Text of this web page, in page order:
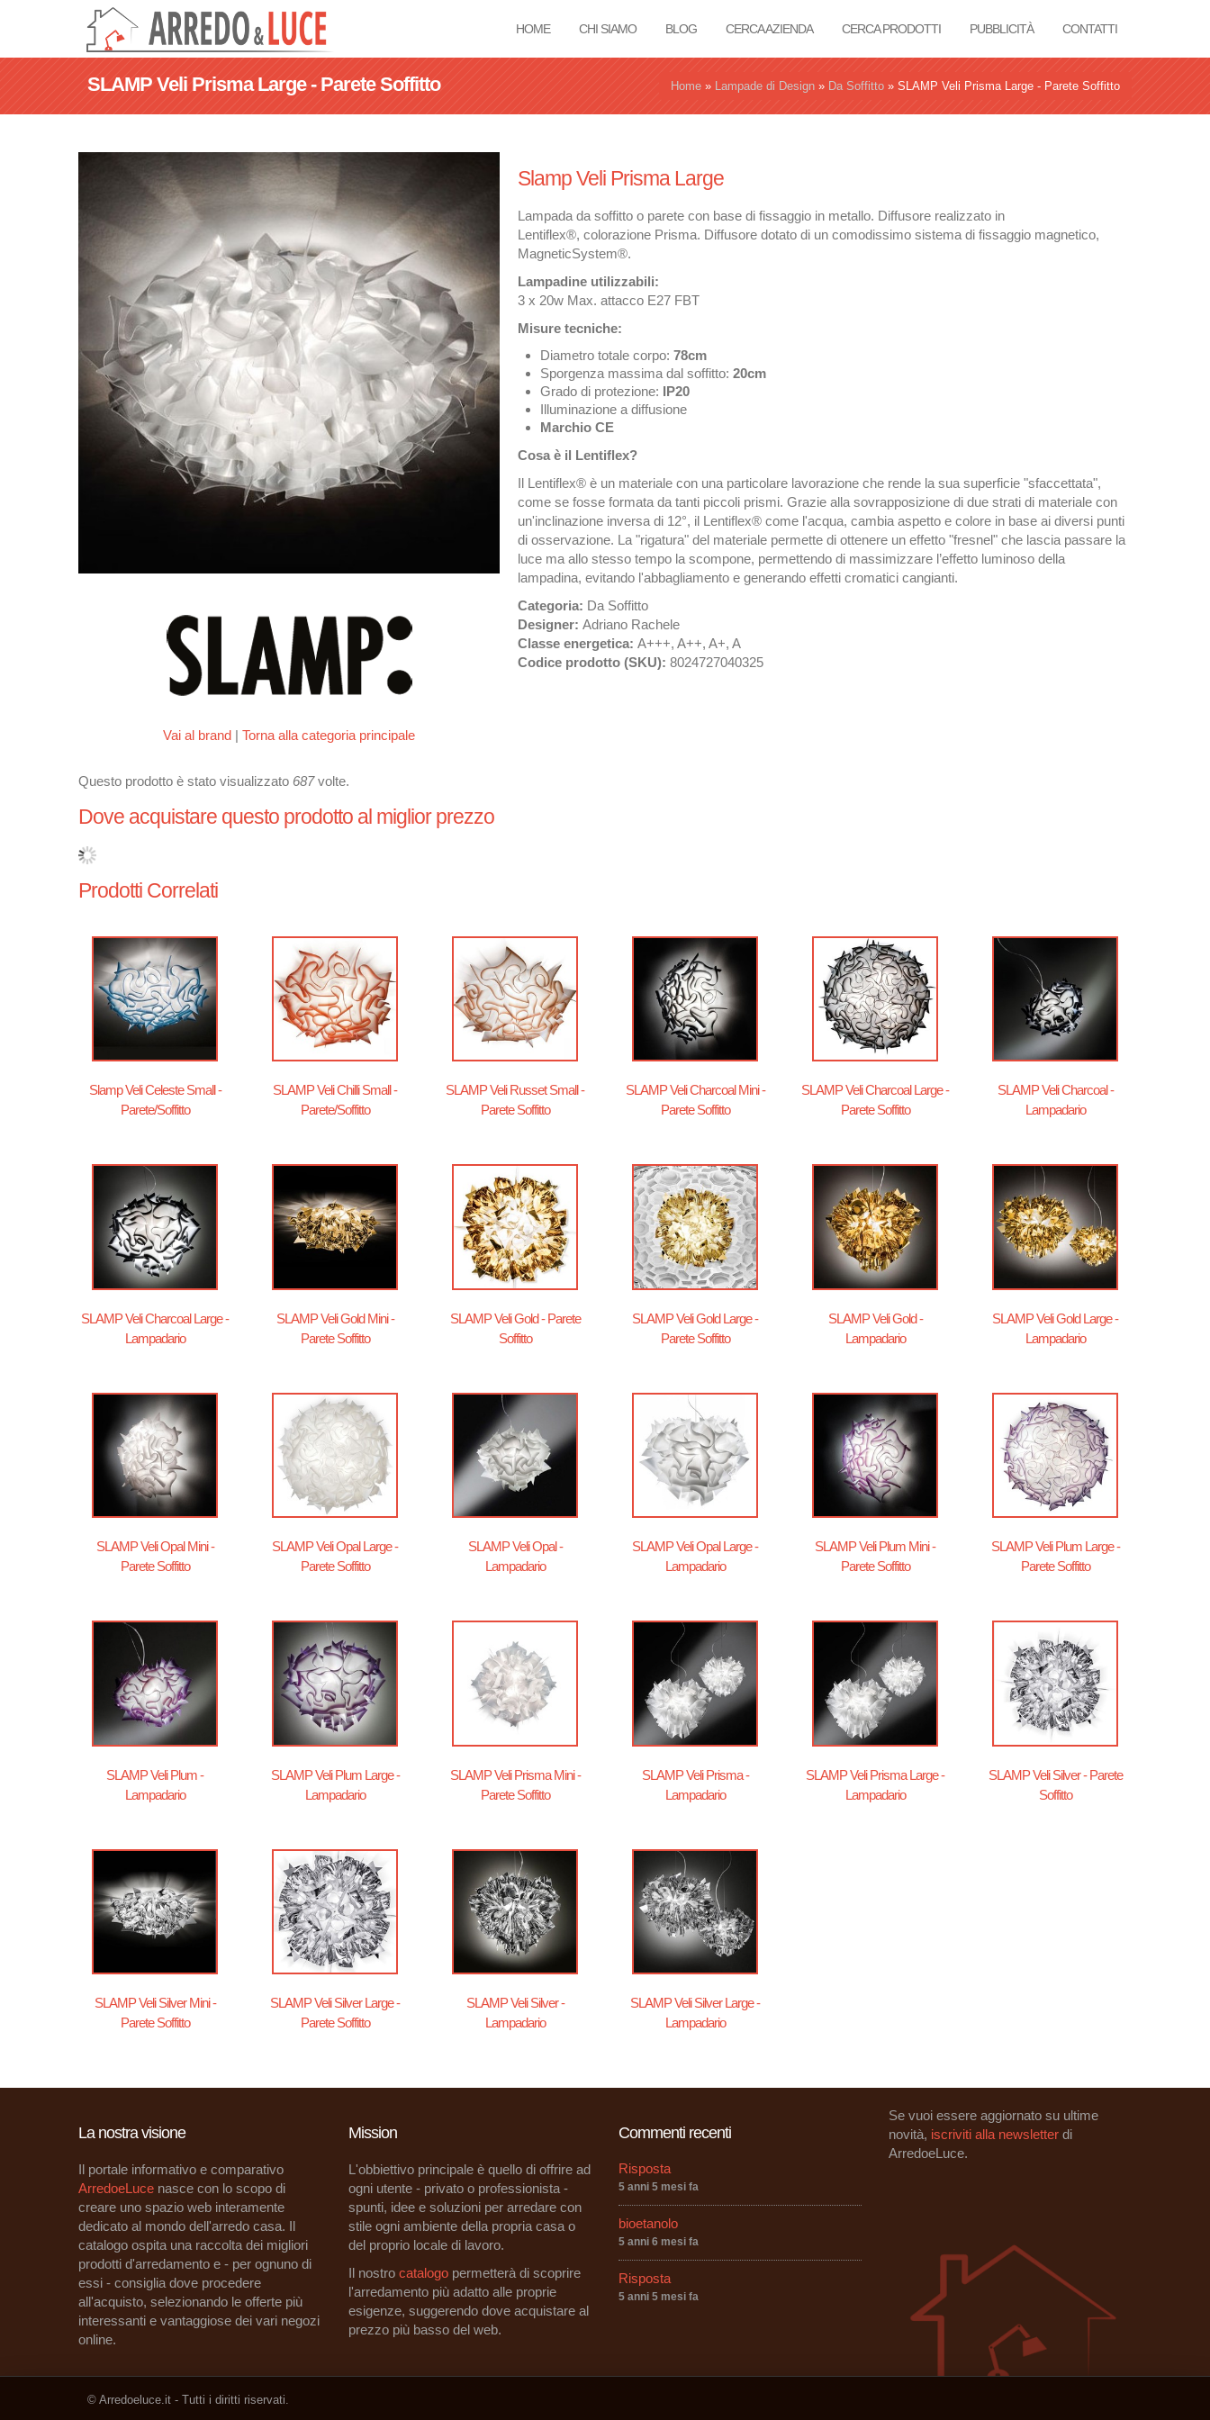
HOME CHI SIAMO BLOG CERCA AZIENDA CERCA PRODOTTI PUBBLICITÀ CONTATTI
SLAMP Veli Prisma Large - Parete Soffitto Tu sei qui
Home » Lampade di Design » Da Soffitto » SLAMP Veli Prisma Large - Parete Soffitto
Vai al brand | Torna alla categoria principale
Slamp Veli Prisma Large
Lampada da soffitto o parete con base di fissaggio in metallo. Diffusore realizzato in
Lentiflex®, colorazione Prisma. Diffusore dotato di un comodissimo sistema di fissaggio magnetico,
MagneticSystem®.
Lampadine utilizzabili:
3 x 20w Max. attacco E27 FBT
Misure tecniche:
Diametro totale corpo: 78cm
Sporgenza massima dal soffitto: 20cm
Grado di protezione: IP20
Illuminazione a diffusione
Marchio CE
Cosa è il Lentiflex?
Il Lentiflex® è un materiale con una particolare lavorazione che rende la sua superficie "sfaccettata",
come se fosse formata da tanti piccoli prismi. Grazie alla sovrapposizione di due strati di materiale con
un'inclinazione inversa di 12°, il Lentiflex® come l'acqua, cambia aspetto e colore in base ai diversi punti
di osservazione. La "rigatura" del materiale permette di ottenere un effetto "fresnel" che lascia passare la
luce ma allo stesso tempo la scompone, permettendo di massimizzare l’effetto luminoso della
lampadina, evitando l'abbagliamento e generando effetti cromatici cangianti.
Categoria: Da Soffitto
Designer: Adriano Rachele
Classe energetica: A+++, A++, A+, A
Codice prodotto (SKU): 8024727040325
Questo prodotto è stato visualizzato 687volte.
Dove acquistare questo prodotto al miglior prezzo
Prodotti Correlati
Slamp Veli Celeste Small -
Parete/Soffitto
SLAMP Veli Chilli Small -
Parete/Soffitto
SLAMP Veli Russet Small -
Parete Soffitto
SLAMP Veli Charcoal Mini -
Parete Soffitto
SLAMP Veli Charcoal Large -
Parete Soffitto
SLAMP Veli Charcoal -
Lampadario
SLAMP Veli Charcoal Large -
Lampadario
SLAMP Veli Gold Mini -
Parete Soffitto
SLAMP Veli Gold - Parete
Soffitto
SLAMP Veli Gold Large -
Parete Soffitto
SLAMP Veli Gold -
Lampadario
SLAMP Veli Gold Large -
Lampadario
SLAMP Veli Opal Mini -
Parete Soffitto
SLAMP Veli Opal Large -
Parete Soffitto
SLAMP Veli Opal -
Lampadario
SLAMP Veli Opal Large -
Lampadario
SLAMP Veli Plum Mini -
Parete Soffitto
SLAMP Veli Plum Large -
Parete Soffitto
SLAMP Veli Plum -
Lampadario
SLAMP Veli Plum Large -
Lampadario
SLAMP Veli Prisma Mini -
Parete Soffitto
SLAMP Veli Prisma -
Lampadario
SLAMP Veli Prisma Large -
Lampadario
SLAMP Veli Silver - Parete
Soffitto
SLAMP Veli Silver Mini -
Parete Soffitto
SLAMP Veli Silver Large -
Parete Soffitto
SLAMP Veli Silver -
Lampadario
SLAMP Veli Silver Large -
Lampadario
La nostra visione
Il portale informativo e comparativo
ArredoeLuce nasce con lo scopo di
creare uno spazio web interamente
dedicato al mondo dell'arredo casa. Il
catalogo ospita una raccolta dei migliori
prodotti d'arredamento e - per ognuno di
essi - consiglia dove procedere
all'acquisto, selezionando le offerte più
interessanti e vantaggiose dei vari negozi
online.
Mission
L'obbiettivo principale è quello di offrire ad
ogni utente - privato o professionista -
spunti, idee e soluzioni per arredare con
stile ogni ambiente della propria casa o
del proprio locale di lavoro.
Il nostro catalogo permetterà di scoprire
l'arredamento più adatto alle proprie
esigenze, suggerendo dove acquistare al
prezzo più basso del web.
Commenti recenti
Risposta
5 anni 5 mesi fa
bioetanolo
5 anni 6 mesi fa
Risposta
5 anni 5 mesi fa
Se vuoi essere aggiornato su ultime
novità, iscriviti alla newsletter di
ArredoeLuce.
© Arredoeluce.it - Tutti i diritti riservati.